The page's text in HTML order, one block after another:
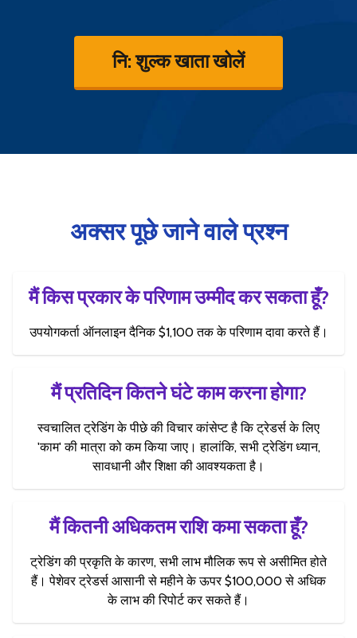
नि: शुल्क खाता खोलें
अक्सर पूछे जाने वाले प्रश्न
मैं किस प्रकार के परिणाम उम्मीद कर सकता हूँ?
उपयोगकर्ता ऑनलाइन दैनिक $1,100 तक के परिणाम दावा करते हैं।
मैं प्रतिदिन कितने घंटे काम करना होगा?
स्वचालित ट्रेडिंग के पीछे की विचार कांसेप्ट है कि ट्रेडर्स के लिए
'काम' की मात्रा को कम किया जाए। हालांकि, सभी ट्रेडिंग ध्यान,
सावधानी और शिक्षा की आवश्यकता है।
मैं कितनी अधिकतम राशि कमा सकता हूँ?
ट्रेडिंग की प्रकृति के कारण, सभी लाभ मौलिक रूप से असीमित होते
हैं। पेशेवर ट्रेडर्स आसानी से महीने के ऊपर $100,000 से अधिक
के लाभ की रिपोर्ट कर सकते हैं।